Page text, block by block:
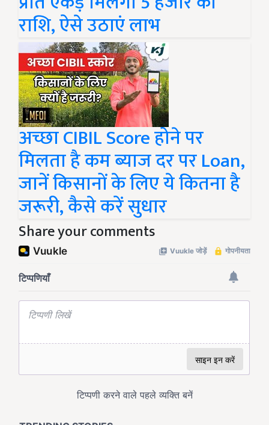
राशि, ऐसे उठाएं लाभ
अच्छा CIBIL Score होने पर
मिलता है कम ब्याज दर पर Loan,
जानें किसानों के लिए ये कितना है
जरूरी, कैसे करें सुधार
Share your comments